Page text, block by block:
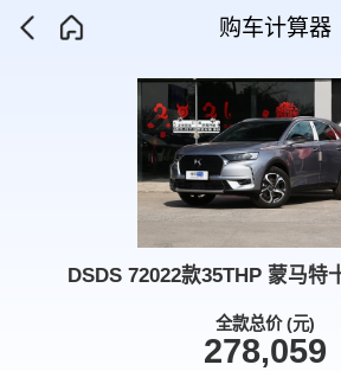
购车计算器
DSDS 72022款35THP 蒙马特
全款总价 (元)
278,059